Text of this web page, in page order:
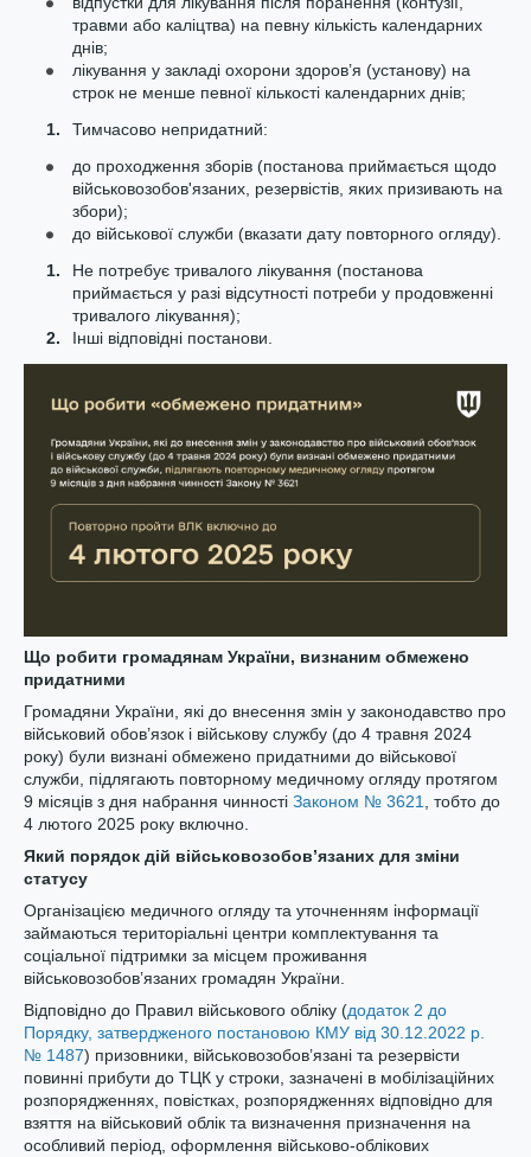
травми або каліцтва) на певну кількість календарних
днів;
лікування у закладі охорони здоров’я (установу) на
строк не менше певної кількості календарних днів;
Тимчасово непридатний:
до проходження зборів (постанова приймається щодо
військовозобов'язаних, резервістів, яких призивають на
збори);
до військової служби (вказати дату повторного огляду).
Не потребує тривалого лікування (постанова
приймається у разі відсутності потреби у продовженні
тривалого лікування);
Інші відповідні постанови.
Що робити громадянам України, визнаним обмежено
придатними
Громадяни України, які до внесення змін у законодавство про
військовий обов’язок і військову службу (до 4 травня 2024
року) були визнані обмежено придатними до військової
служби, підлягають повторному медичному огляду протягом
9 місяців з дня набрання чинності Законом № 3621
, тобто до
4 лютого 2025 року включно.
Який порядок дій військовозобов’язаних для зміни
статусу
Організацією медичного огляду та уточненням інформації
займаються територіальні центри комплектування та
соціальної підтримки за місцем проживання
військовозобов’язаних громадян України.
Відповідно до Правил військового обліку (додаток 2 до
Порядку, затвердженого постановою КМУ від 30.12.2022 р.
№ 1487) призовники, військовозобов’язані та резервісти
повинні прибути до ТЦК у строки, зазначені в мобілізаційних
розпорядженнях, повістках, розпорядженнях відповідно для
взяття на військовий облік та визначення призначення на
особливий період, оформлення військово-облікових